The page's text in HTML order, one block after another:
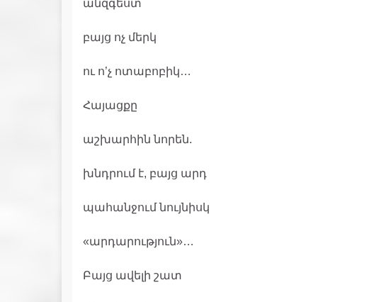
անզգեստ
բայց ոչ մերկ
ու ո’չ ոտաբոբիկ…
Հայացքը
աշխարհին նորեն.
խնդրում է, բայց արդ
պահանջում նույնիսկ
«արդարություն»…
Բայց ավելի շատ